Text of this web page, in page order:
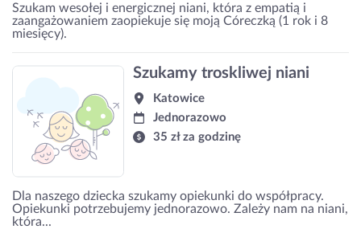
Szukam wesołej i energicznej niani, która z empatią i
zaangażowaniem zaopiekuje się moją Córeczką (1 rok i 8
miesięcy).
Szukamy troskliwej niani
Katowice
Jednorazowo
35 zł za godzinę
Dla naszego dziecka szukamy opiekunki do współpracy.
Opiekunki potrzebujemy jednorazowo. Zależy nam na niani,
która...